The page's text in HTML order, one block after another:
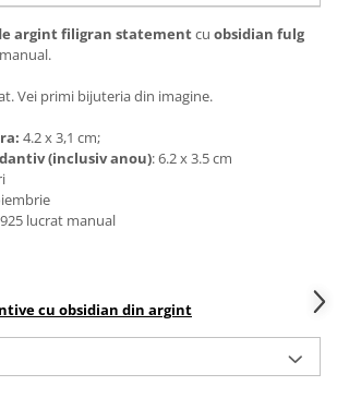
argint filigran statementcu obsidian fulg
Vei primi bijuteria din imagine.
4.2 x 3,1 cm;
(inclusiv anou): 6.2 x 3.5 cm
lucrat manual
cu obsidian din argint